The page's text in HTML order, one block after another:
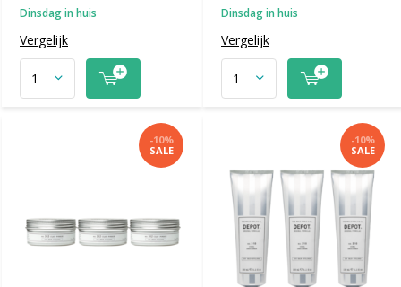
Dinsdag in huis
Vergelijk
Dinsdag in huis
Vergelijk
-10%
SALE
-10%
SALE